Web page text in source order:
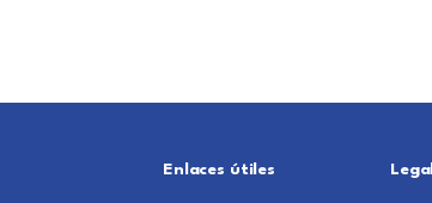
Enlaces útiles Legal